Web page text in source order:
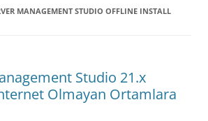
MANAGEMENT STUDIO OFFLINE INSTALL
Studio 21.x
Olmayan Ortamlara